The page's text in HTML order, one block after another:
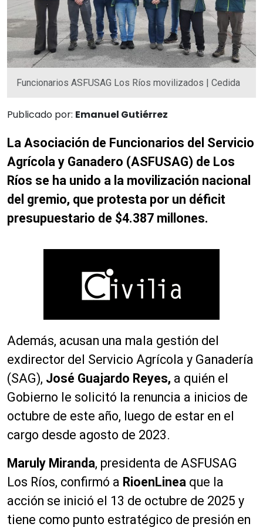
Funcionarios ASFUSAG Los Ríos movilizados | Cedida
Publicado por: Emanuel Gutiérrez
La Asociación de Funcionarios del Servicio
Agrícola y Ganadero (ASFUSAG) de Los
Ríos se ha unido a la movilización nacional
del gremio, que protesta por un déficit
presupuestario de $4.387 millones.
Además, acusan una mala gestión del
exdirector del Servicio Agrícola y Ganadería
(SAG), José Guajardo Reyes, a quién el
Gobierno le solicitó la renuncia a inicios de
octubre de este año, luego de estar en el
cargo desde agosto de 2023.
Maruly Miranda, presidenta de ASFUSAG
Los Ríos, confirmó a RioenLinea que la
acción se inició el 13 de octubre de 2025 y
tiene como punto estratégico de presión en